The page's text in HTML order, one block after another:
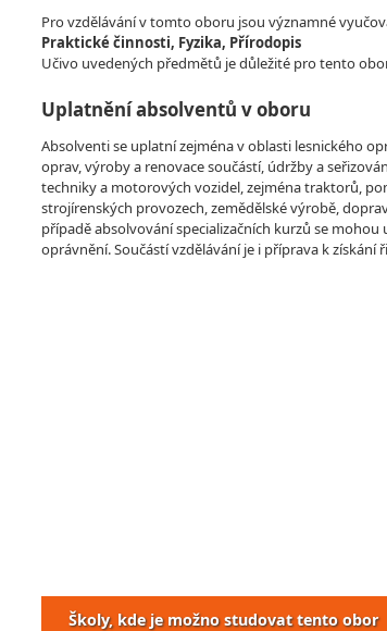
Pro vzdělávání v tomto oboru jsou významné
Praktické činnosti, Fyzika, Přírodopis
Učivo uvedených předmětů je důležité pro tento
Uplatnění absolventů v oboru
Absolventi se uplatní zejména v oblasti lesnického
oprav, výroby a renovace součástí, údržby a
techniky a motorových vozidel, zejména traktorů,
strojírenských provozech, zemědělské výrobě,
případě absolvování specializačních kurzů se
oprávnění. Součástí vzdělávání je i příprava k získání
Školy, kde je možno studovat tento obor